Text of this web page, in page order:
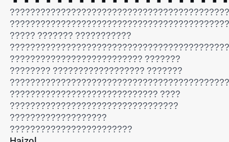
????? ??????? ???????????
?????????????????????????? ???????
???????? ?????????????????? ???????
????????????????????????????? ????
?????????????????????????????????
???????????????????
????????????????????????